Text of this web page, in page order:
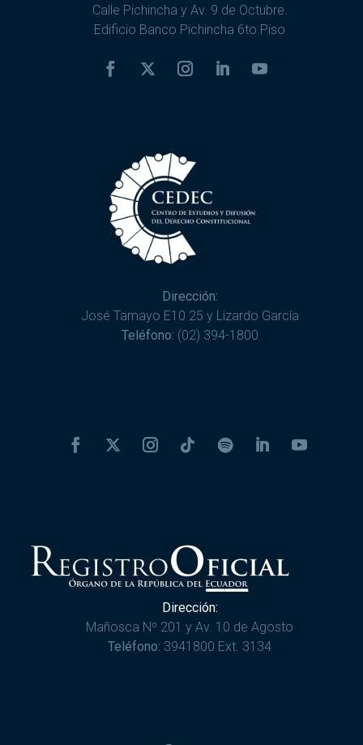
Calle Pichincha y Av. 9 de Octubre.
Edificio Banco Pichincha 6to Piso
Dirección:
José Tamayo E10 25 y Lizardo García
Teléfono: (02) 394-1800
Dirección:
Mañosca Nº 201 y Av. 10 de Agosto
Teléfono: 3941800 Ext. 3134